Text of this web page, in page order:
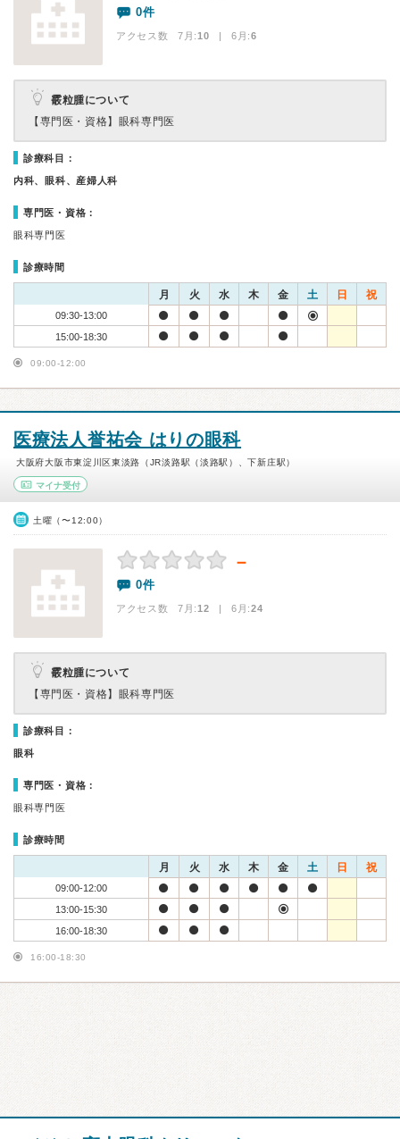
0件
アクセス数 7月:10 | 6月:6
霰粒腫について
【専門医・資格】 眼科専門医
診療科目：
内科、眼科、産婦人科
専門医・資格：
眼科専門医
診療時間
月 火 水 木 金 土 日 祝
09:30-13:00
15:00-18:30
09:00-12:00
医療法人誉祐会 はりの眼科
大阪府大阪市東淀川区東淡路（JR淡路駅（淡路駅）、下新庄駅）
マイナ受付
土曜（〜12:00）
－
0件
アクセス数 7月:12 | 6月:24
霰粒腫について
【専門医・資格】 眼科専門医
診療科目：
眼科
専門医・資格：
眼科専門医
診療時間
月 火 水 木 金 土 日 祝
09:00-12:00
13:00-15:30
16:00-18:30
16:00-18:30